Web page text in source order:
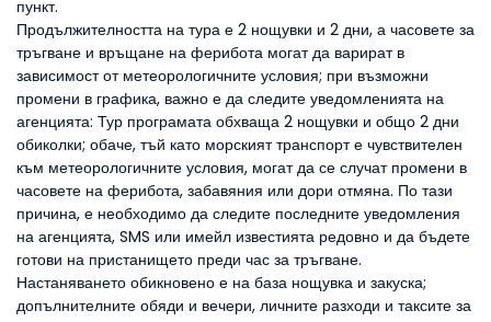
пункт.
Продължителността на тура е 2 нощувки и 2 дни, а часовете за
тръгване и връщане на ферибота могат да варират в
зависимост от метеорологичните условия; при възможни
промени в графика, важно е да следите уведомленията на
агенцията: Тур програмата обхваща 2 нощувки и общо 2 дни
обиколки; обаче, тъй като морският транспорт е чувствителен
към метеорологичните условия, могат да се случат промени в
часовете на ферибота, забавяния или дори отмяна. По тази
причина, е необходимо да следите последните уведомления
на агенцията, SMS или имейл известията редовно и да бъдете
готови на пристанището преди час за тръгване.
Настаняването обикновено е на база нощувка и закуска;
допълнителните обяди и вечери, личните разходи и таксите за